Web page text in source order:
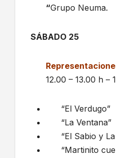
“Grupo Neuma.
SÁBADO 25
12.00 – 13.00 h –
“El Verdugo”
“La Ventana”
“El Sabio y
“Martinito